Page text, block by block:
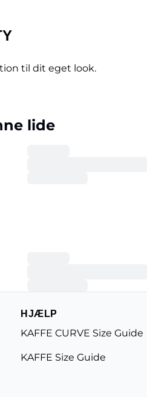
til dit eget look.
lide
HJÆLP
KAFFE CURVE Size Guide
KAFFE Size Guide